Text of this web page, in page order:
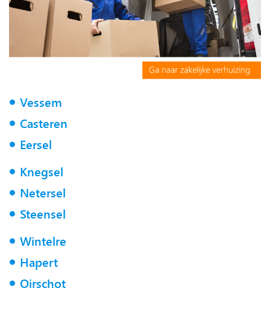
Vessem
Casteren
Eersel
Knegsel
Netersel
Steensel
Wintelre
Hapert
Oirschot